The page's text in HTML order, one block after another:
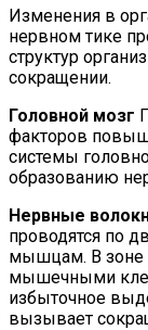
Изменения в
нервном тике
структур
сокращении.
Головной мозг
факторов
системы
образованию
Нервные
проводятся по
мышцам. В зоне
мышечными
избыточное
вызывает